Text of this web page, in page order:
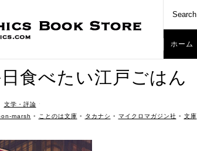
ホーム
食べたい江戸ごはん
文学・評論 ˑ
marsh • ことのは文庫 • タカナシ • マイクロマガジン社 • 文庫